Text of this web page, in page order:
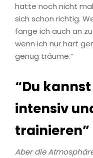
hatte noch nicht
sich schon richtig.
fange ich auch an
wenn ich nur hart
genug träume.”
“Du
intensiv
trainieren”
Aber die